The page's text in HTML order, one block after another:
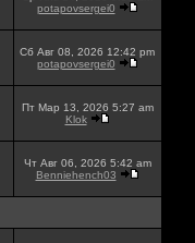
potapovsergei0
Сб Авг 08, 2026 12:42 pm
potapovsergei0
Пт Мар 13, 2026 5:27 am
Klok
Чт Авг 06, 2026 5:42 am
Benniehench03